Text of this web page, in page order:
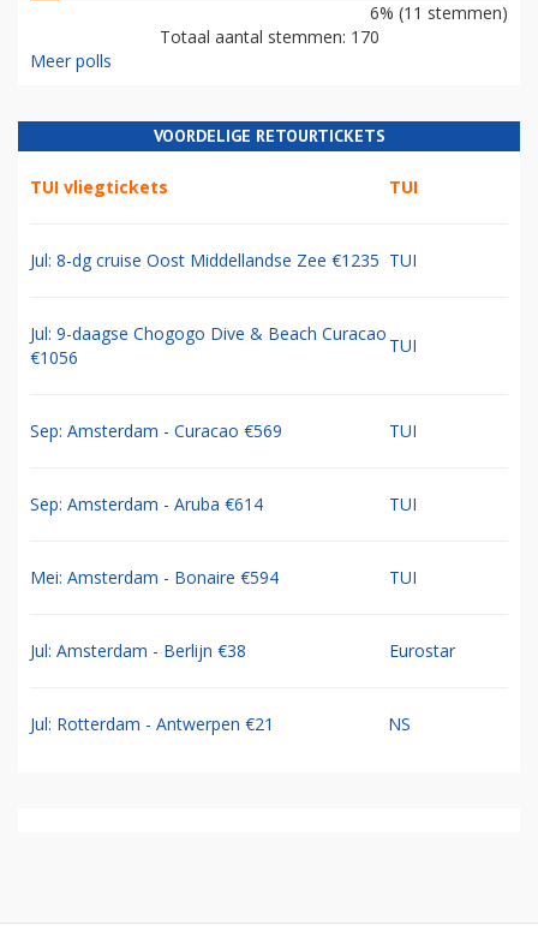
6% (11 stemmen)
Totaal aantal stemmen: 170
Meer polls
VOORDELIGE RETOURTICKETS
TUI vliegtickets TUI
Jul: 8-dg cruise Oost Middellandse Zee €1235 TUI
Jul: 9-daagse Chogogo Dive & Beach Curacao
€1056
TUI
Sep: Amsterdam - Curacao €569 TUI
Sep: Amsterdam - Aruba €614 TUI
Mei: Amsterdam - Bonaire €594 TUI
Jul: Amsterdam - Berlijn €38 Eurostar
Jul: Rotterdam - Antwerpen €21 NS